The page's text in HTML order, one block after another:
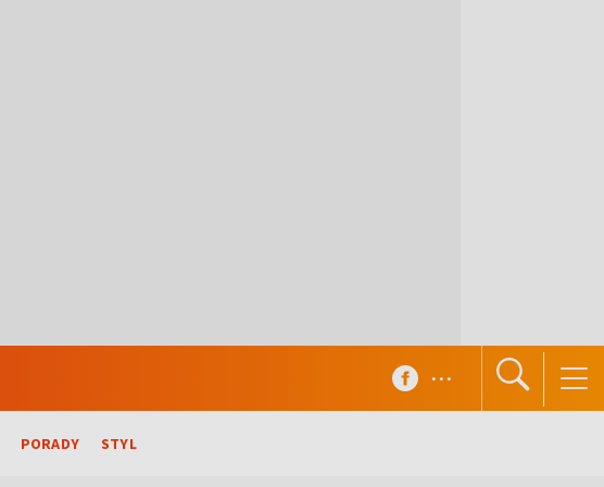
PORADY STYL
...